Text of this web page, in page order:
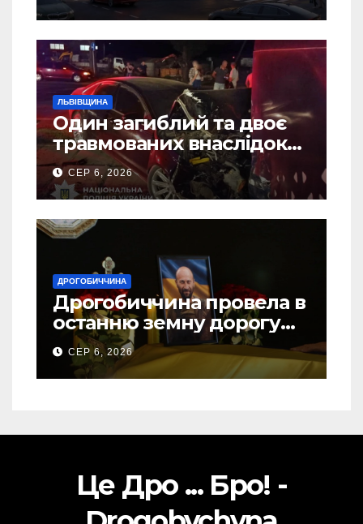
ЛЬВІВЩИНА
Один загиблий та двоє
травмованих внаслідок
ДТП на Самбірщині
СЕР 6, 2026
ДРОГОБИЧЧИНА
Дрогобиччина провела в
останню земну дорогу
свого Захисника – Олега
Торського
СЕР 6, 2026
Це Дро ... Бро! -